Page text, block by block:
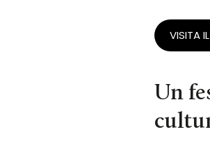
VISITA
Un